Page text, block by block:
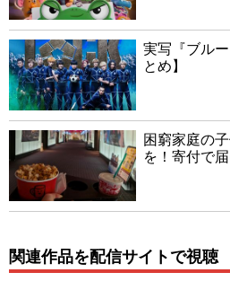
実写『ブル
とめ】
困窮家庭の
を！寄付で
関連作品を配信サイトで視聴